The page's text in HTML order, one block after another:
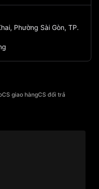
Phường Sài Gòn, TP.
CS giao hàngCS đổi trả